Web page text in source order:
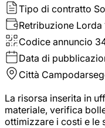
Tipo di contratto
Retribuzione Lorda
Codice annuncio
Data di
Città
La risorsa inserita in
materiale, verifica
ottimizzare i costi e le